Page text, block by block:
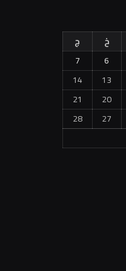
خ
ج
6
7
13
14
20
21
27
28